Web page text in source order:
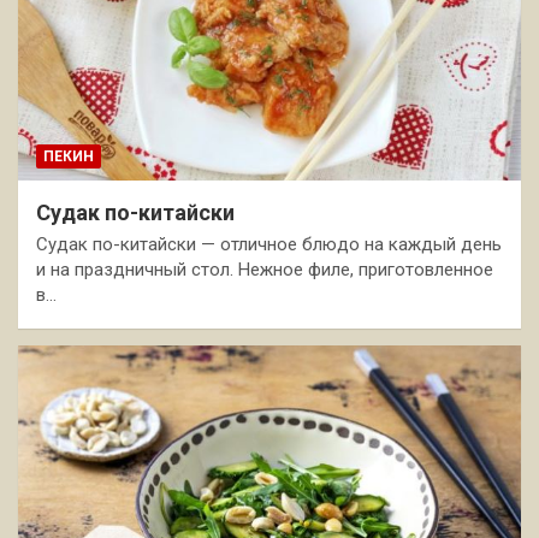
ПЕКИН
Судак по-китайски
Судак по-китайски — отличное блюдо на каждый день
и на праздничный стол. Нежное филе, приготовленное
в…